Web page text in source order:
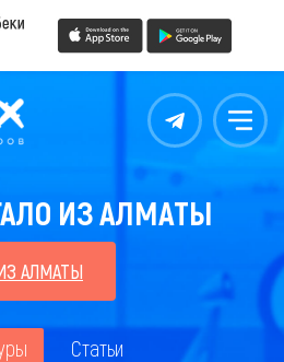
Контакты Меню
ИЗ АЛМАТЫ
АЛМАТЫ
Статьи